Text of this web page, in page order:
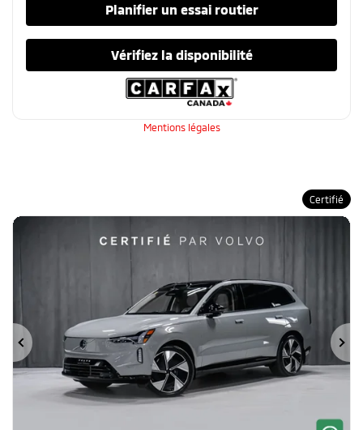
Planifier un essai routier
Vérifiez la disponibilité
Mentions légales
Certifié
Précédent